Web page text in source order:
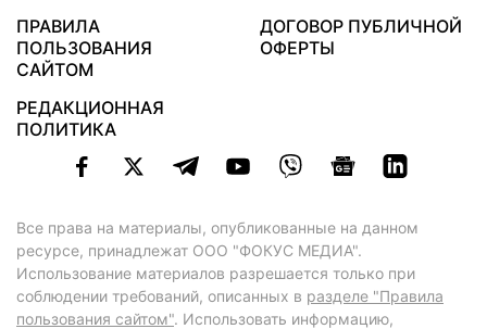
ПРАВИЛА
ПОЛЬЗОВАНИЯ
САЙТОМ
ДОГОВОР ПУБЛИЧНОЙ
ОФЕРТЫ
РЕДАКЦИОННАЯ
ПОЛИТИКА
Все права на материалы, опубликованные на данном
ресурсе, принадлежат ООО "ФОКУС МЕДИА".
Использование материалов разрешается только при
соблюдении требований, описанных в разделе "Правила
пользования сайтом". Использовать информацию,